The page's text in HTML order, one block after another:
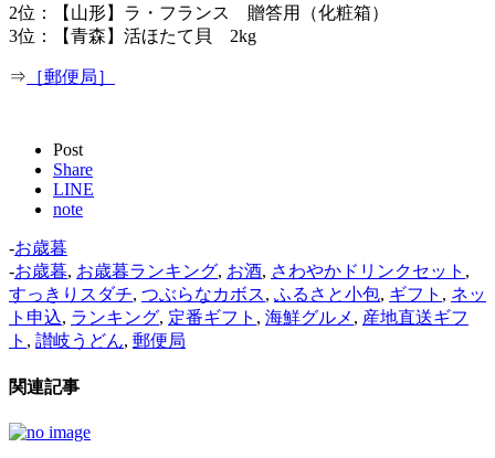
2位：【山形】ラ・フランス 贈答用（化粧箱）
3位：【青森】活ほたて貝 2kg
⇒ ［郵便局］
Post
Share
LINE
note
-お歳暮
-お歳暮, お歳暮ランキング, お酒, さわやかドリンクセット ,
すっきりスダチ, つぶらなカボス, ふるさと小包, ギフト , ネッ
ト申込, ランキング, 定番ギフト , 海鮮グルメ , 産地直送ギフ
ト , 讃岐うどん, 郵便局
関連記事